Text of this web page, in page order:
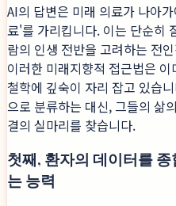
AI의 답변은 미래 의료가 나아
료'를 가리킵니다. 이는 단순히
람의 인생 전반을 고려하는 전
이러한 미래지향적 접근법은
철학에 깊숙이 자리 잡고 있습
으로 분류하는 대신, 그들의 삶
결의 실마리를 찾습니다.
첫째, 환자의 데이터를
는 능력